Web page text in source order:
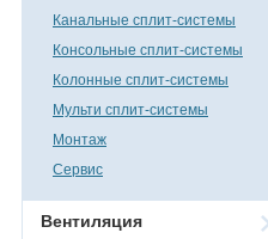
Канальные сплит-системы
Консольные сплит-системы
Колонные сплит-системы
Мульти сплит-системы
Монтаж
Сервис
Вентиляция